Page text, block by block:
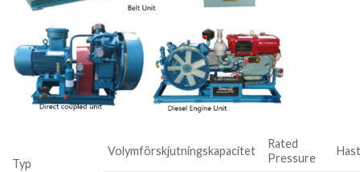
Typ
Volymförskjutningskapacitet
Rated
Pressure